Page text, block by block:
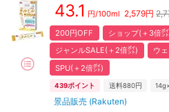
43.1 円/100ml 2,579円
200円OFF ショップ(＋3倍
ジャンルSALE(＋2倍㌽)
ウ
SPU(＋2倍㌽)
439ポイント 送料880円
景品販売 (Rakuten)